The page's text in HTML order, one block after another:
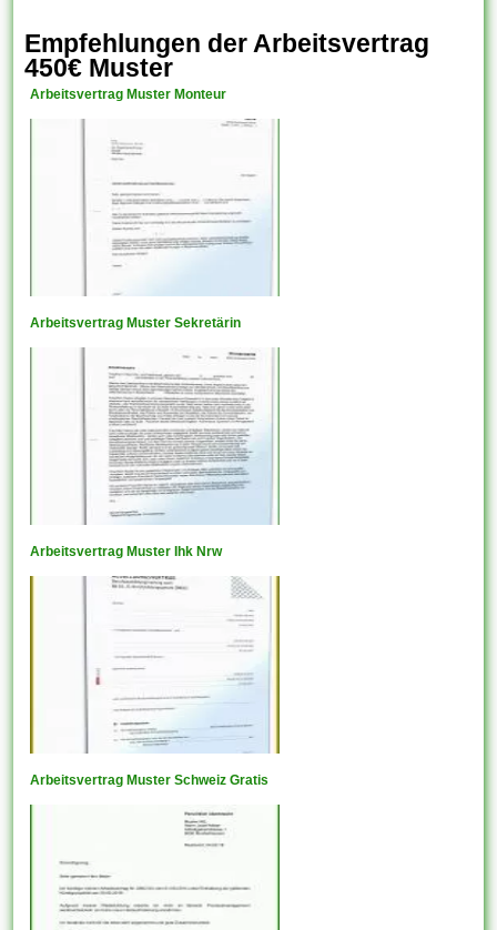
Empfehlungen der Arbeitsvertrag
450€ Muster
Arbeitsvertrag Muster Monteur
Arbeitsvertrag Muster Sekretärin
Arbeitsvertrag Muster Ihk Nrw
Arbeitsvertrag Muster Schweiz Gratis